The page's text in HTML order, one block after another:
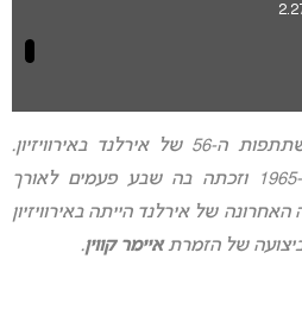
אירוויזיון 2023: זו תהיה ההשתתפות ה-56 של אירלנד באירוויזיון.
אירלנד הצטרפה לתחרות ב-1965 וזכתה בה שבע פעמים לאורך
של אירלנד הייתה באירוויזיון
איימר קווין.